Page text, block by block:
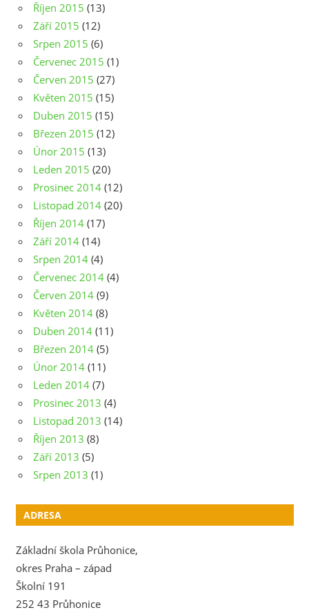
Říjen 2015 (13)
Září 2015 (12)
Srpen 2015 (6)
Červenec 2015 (1)
Červen 2015 (27)
Květen 2015 (15)
Duben 2015 (15)
Březen 2015 (12)
Únor 2015 (13)
Leden 2015 (20)
Prosinec 2014 (12)
Listopad 2014 (20)
Říjen 2014 (17)
Září 2014 (14)
Srpen 2014 (4)
Červenec 2014 (4)
Červen 2014 (9)
Květen 2014 (8)
Duben 2014 (11)
Březen 2014 (5)
Únor 2014 (11)
Leden 2014 (7)
Prosinec 2013 (4)
Listopad 2013 (14)
Říjen 2013 (8)
Září 2013 (5)
Srpen 2013 (1)
ADRESA
Základní škola Průhonice,
okres Praha – západ
Školní 191
252 43 Průhonice